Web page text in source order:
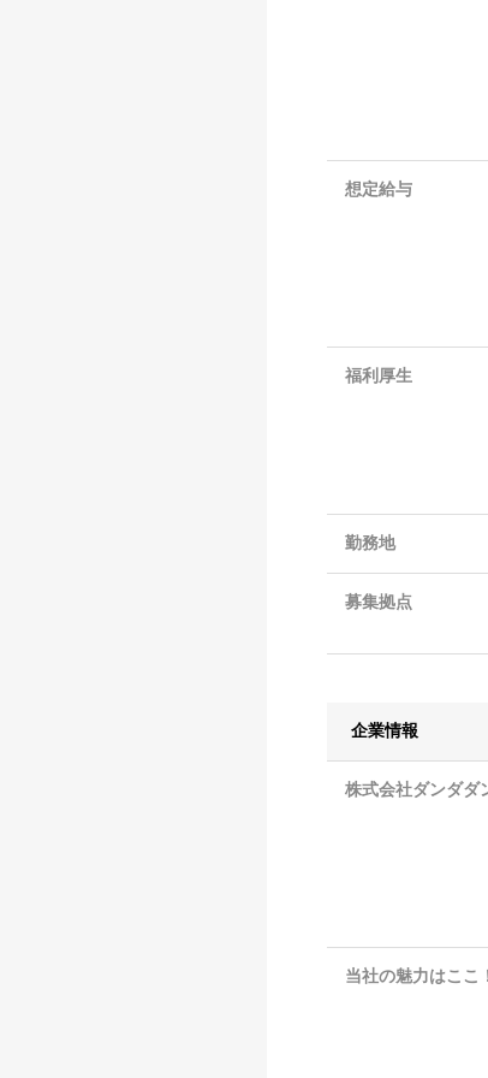
想定給与
福利厚生
勤務地
募集拠点
企業情報
株式会社ダンダダ
当社の魅力はここ